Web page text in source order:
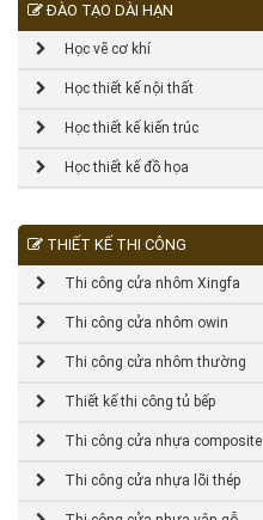
ĐÀO TẠO DÀI HẠN
Học vẽ cơ khí
Học thiết kế nội thất
Học thiết kế kiến trúc
Học thiết kế đồ họa
THIẾT KẾ THI CÔNG
Thi công cửa nhôm Xingfa
Thi công cửa nhôm owin
Thi công cửa nhôm thường
Thiết kế thi công tủ bếp
Thi công cửa nhựa composite
Thi công cửa nhựa lõi thép